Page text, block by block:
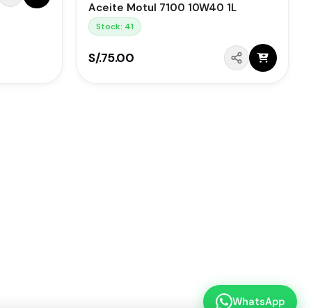
Aceite Motul 7100 10W40 1L
Stock: 41
S/.75.00
WhatsApp